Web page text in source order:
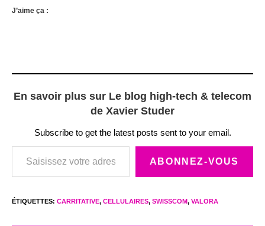
J’aime ça :
En savoir plus sur Le blog high-tech & telecom
de Xavier Studer
Subscribe to get the latest posts sent to your email.
Saisissez votre adresse e-mail…
ABONNEZ-VOUS
ÉTIQUETTES: CARRITATIVE, CELLULAIRES, SWISSCOM, VALORA